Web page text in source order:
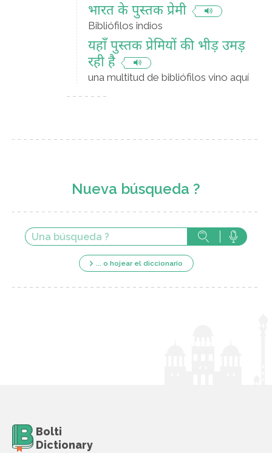
भारत के पुस्तक प्रेमी
Bibliófilos indios
यहाँ पुस्तक प्रेमियों की भीड़ उमड़
रही है
una multitud de bibliófilos vino aquí
Nueva búsqueda ?
... o hojear el diccionario
Bolti
Dictionary